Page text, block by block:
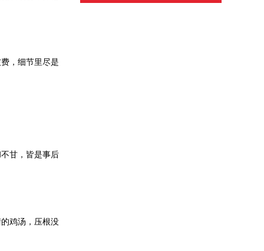
，细节里尽是
甘，皆是事后
鸡汤，压根没